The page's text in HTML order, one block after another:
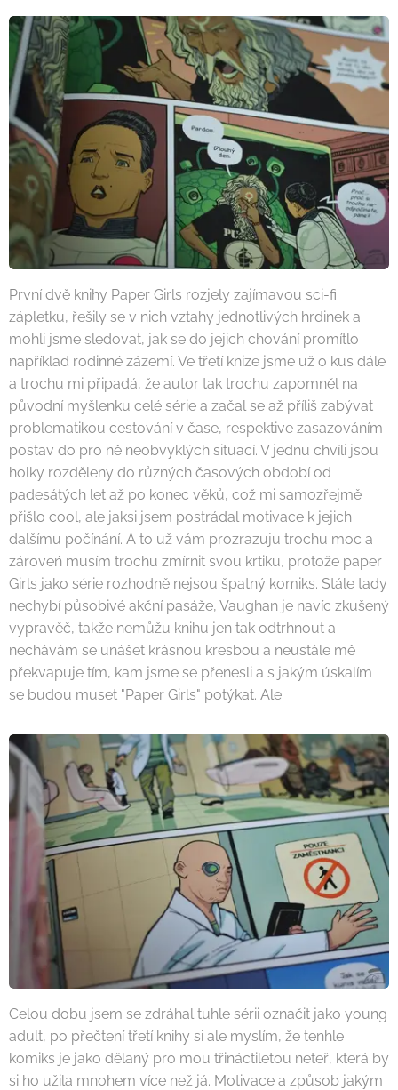
První dvě knihy Paper Girls rozjely zajímavou sci-fi
zápletku, řešily se v nich vztahy jednotlivých hrdinek a
mohli jsme sledovat, jak se do jejich chování promítlo
například rodinné zázemí. Ve třetí knize jsme už o kus dále
a trochu mi připadá, že autor tak trochu zapomněl na
původní myšlenku celé série a začal se až příliš zabývat
problematikou cestování v čase, respektive zasazováním
postav do pro ně neobvyklých situací. V jednu chvíli jsou
holky rozděleny do různých časových období od
padesátých let až po konec věků, což mi samozřejmě
přišlo cool, ale jaksi jsem postrádal motivace k jejich
dalšímu počínání. A to už vám prozrazuju trochu moc a
zároveń musím trochu zmírnit svou krtiku, protože paper
Girls jako série rozhodně nejsou špatný komiks. Stále tady
nechybí působivé akční pasáže, Vaughan je navíc zkušený
vypravěč, takže nemůžu knihu jen tak odtrhnout a
nechávám se unášet krásnou kresbou a neustále mě
překvapuje tím, kam jsme se přenesli a s jakým úskalím
se budou muset "Paper Girls" potýkat. Ale.
Celou dobu jsem se zdráhal tuhle sérii označit jako young
adult, po přečtení třetí knihy si ale myslím, že tenhle
komiks je jako dělaný pro mou třináctiletou neteř, která by
si ho užila mnohem více než já. Motivace a způsob jakým